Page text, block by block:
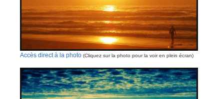
Accès direct à la photo (Cliquez sur la photo pour la voir en plein écran)